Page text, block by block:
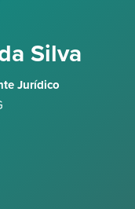
Silva
Jurídico